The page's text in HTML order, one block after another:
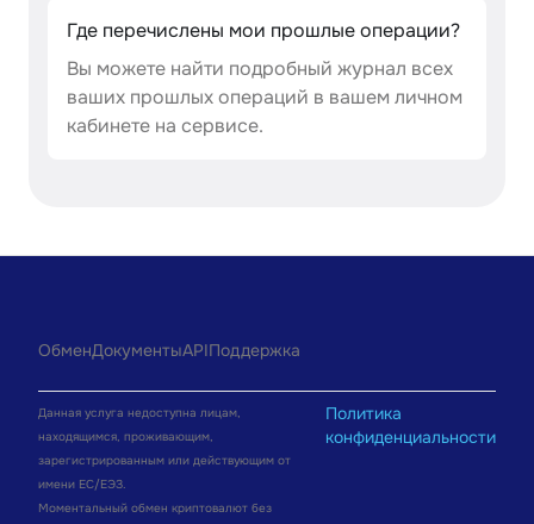
Где перечислены мои прошлые операции?
Вы можете найти подробный журнал всех
ваших прошлых операций в вашем личном
кабинете на сервисе.
ОбменДокументыAPIПоддержка
Данная услуга недоступна лицам,
находящимся, проживающим,
зарегистрированным или действующим от
имени ЕС/ЕЭЗ.
Моментальный обмен криптовалют без
Политика
конфиденциальности